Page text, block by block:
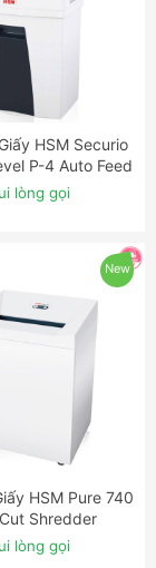
ĐẶT NGAY
HSM Securio
P-4 Auto Feed
lòng gọi
New
ĐẶT NGAY
HSM Pure 740
Shredder
lòng gọi